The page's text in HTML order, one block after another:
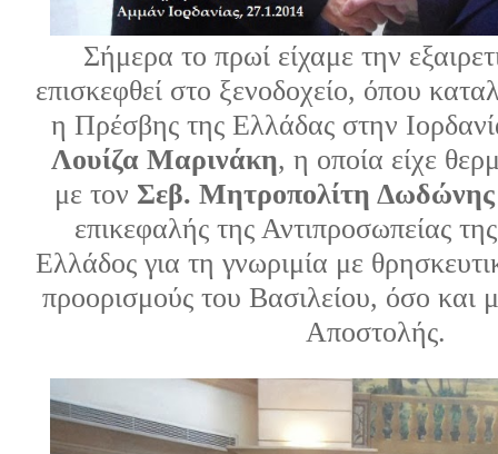
Σήμερα το πρωί είχαμε την
επισκεφθεί στο ξενοδοχείο, όπου
η Πρέσβης της Ελλάδας στην
Λουίζα Μαρινάκη, η οποία είχε
με τον Σεβ. Μητροπολίτη
επικεφαλής της Αντιπροσωπείας
Ελλάδος για τη γνωριμία με
προορισμούς του Βασιλείου, όσο και
Αποστολής.